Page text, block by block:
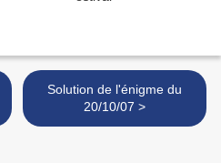
Solution de l'énigme du
20/10/07 >